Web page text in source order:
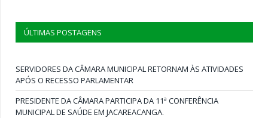
ÚLTIMAS POSTAGENS
SERVIDORES DA CÂMARA MUNICIPAL RETORNAM ÀS ATIVIDADES
APÓS O RECESSO PARLAMENTAR
PRESIDENTE DA CÂMARA PARTICIPA DA 11ª CONFERÊNCIA
MUNICIPAL DE SAÚDE EM JACAREACANGA.